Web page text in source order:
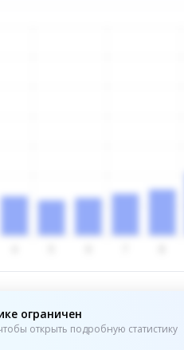
ограничен
открыть подробную статистику